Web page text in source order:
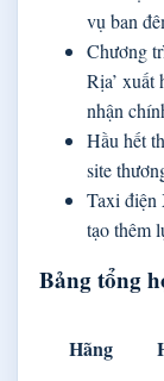
vụ ban
Chương
Rịa’ xuất
nhận
Hầu hết
site
Taxi điện
tạo thêm
Bảng tổng
Hãng